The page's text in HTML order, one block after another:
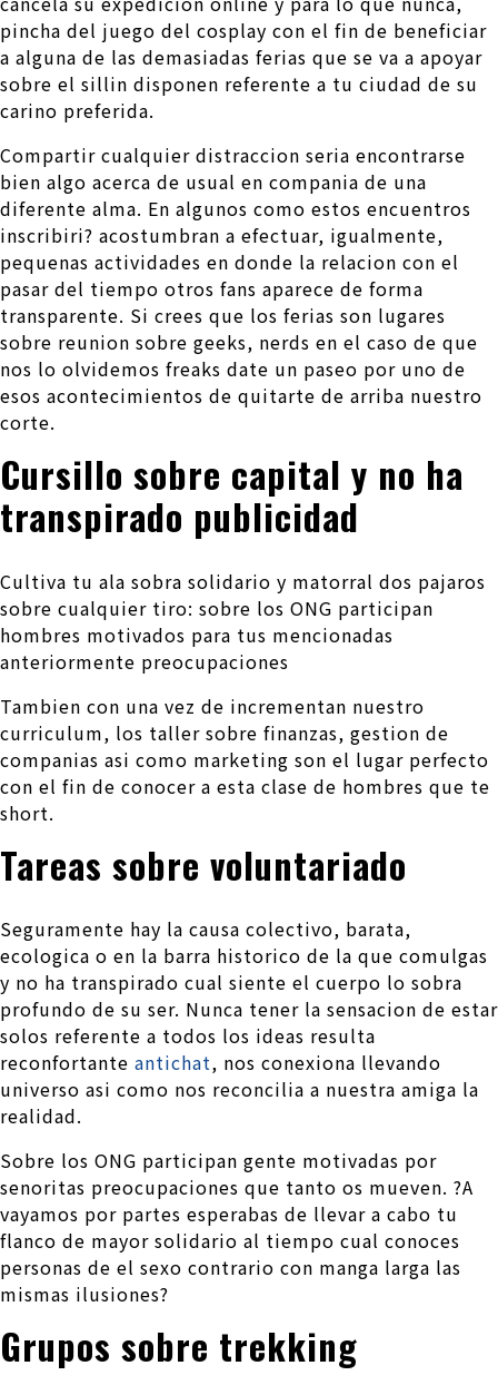
pincha del juego del cosplay con el fin de beneficiar
a alguna de las demasiadas ferias que se va a apoyar
sobre el silli­n disponen referente a tu ciudad de su
carino preferida.
Compartir cualquier distraccion seri­a encontrarse
bien algo acerca de usual en compania de una
diferente alma. En algunos como estos encuentros
inscribiri? acostumbran a efectuar, igualmente,
pequenas actividades en donde la relacion con el
pasar del tiempo otros fans aparece de forma
transparente. Si crees que los ferias son lugares
sobre reunion sobre geeks, nerds en el caso de que
nos lo olvidemos freaks date un paseo por uno de
esos acontecimientos de quitarte de arriba nuestro
corte.
Cursillo sobre capital y no ha
transpirado publicidad
Cultiva tu ala sobra solidario y matorral dos pajaros
sobre cualquier tiro: sobre los ONG participan
hombres motivados para tus mencionadas
anteriormente preocupaciones
Tambien con una vez de incrementan nuestro
curriculum, los taller sobre finanzas, gestion de
companias asi­ como marketing son el lugar perfecto
con el fin de conocer a esta clase de hombres que te
short.
Tareas sobre voluntariado
Seguramente hay la causa colectivo, barata,
ecologica o en la barra historico de la que comulgas
y no ha transpirado cual siente el cuerpo lo sobra
profundo de su ser. Nunca tener la sensacion de estar
solos referente a todos los ideas resulta
reconfortante antichat, nos conexiona llevando
universo asi­ como nos reconcilia a nuestra amiga la
realidad.
Sobre los ONG participan gente motivadas por
senoritas preocupaciones que tanto os mueven. ?A
vayamos por partes esperabas de llevar a cabo tu
flanco de mayor solidario al tiempo cual conoces
personas de el sexo contrario con manga larga las
mismas ilusiones?
Grupos sobre trekking